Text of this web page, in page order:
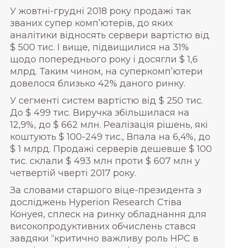
У жовтні-грудні 2018 року продажі так
званих супер комп’ютерів, до яких
аналітики відносять сервери вартістю від
$ 500 тис. І вище, підвищилися на 31%
щодо попереднього року і досягли $ 1,6
млрд. Таким чином, на суперкомп’ютери
довелося близько 42% даного ринку.
У сегменті систем вартістю від $ 250 тис.
До $ 499 тис. Виручка збільшилася на
12,9%, до $ 662 млн. Реалізація рішень, які
коштують $ 100-249 тис., Впала на 6,4%, до
$ 1 млрд. Продажі серверів дешевше $ 100
тис. склали $ 493 млн проти $ 607 млн ​​у
четвертій чверті 2017 року.
За словами старшого віце-президента з
досліджень Hyperion Research Стіва
Конуея, сплеск на ринку обладнання для
високопродуктивних обчислень стався
завдяки “критично важливу роль HPC в